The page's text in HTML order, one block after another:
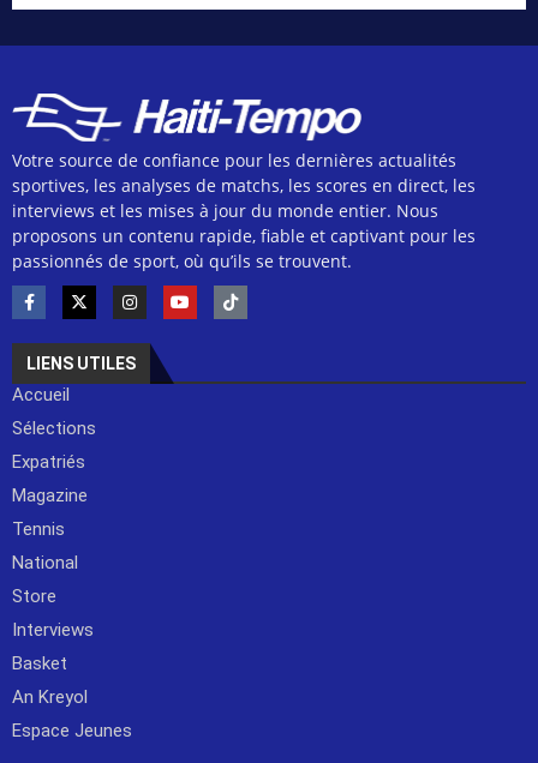
Votre source de confiance pour les dernières actualités
sportives, les analyses de matchs, les scores en direct, les
interviews et les mises à jour du monde entier. Nous
proposons un contenu rapide, fiable et captivant pour les
passionnés de sport, où qu’ils se trouvent.
LIENS UTILES
Accueil
Sélections
Expatriés
Magazine
Tennis
National
Store
Interviews
Basket
An Kreyol
Espace Jeunes